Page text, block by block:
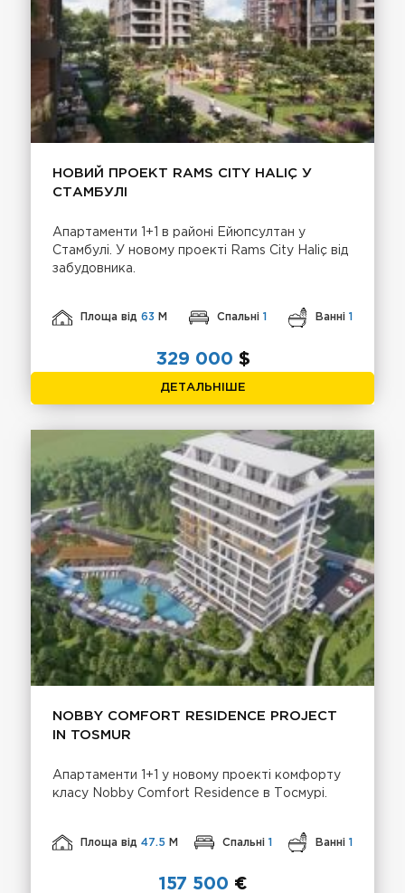
НОВИЙ ПРОЕКТ RAMS CITY HALIÇ У
СТАМБУЛІ
Апартаменти 1+1 в районі Ейюпсултан у
Стамбулі. У новому проекті Rams City Haliç від
забудовника.
Площа від63 М Спальні 1 Ванні 1
329 000 $
ДЕТАЛЬНІШЕ
NOBBY COMFORT RESIDENCE PROJECT
IN TOSMUR
Апартаменти 1+1 у новому проекті комфорту
класу Nobby Comfort Residence в Тосмурі.
Площа від47.5 М Спальні 1 Ванні 1
157 500 €